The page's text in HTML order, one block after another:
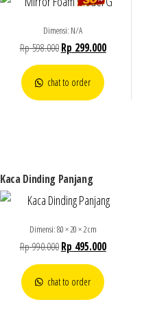
Dimensi: N/A
Rp598.000 Rp 299.000
chat to order
Kaca Dinding Panjang
Dimensi: 80 × 20 × 2 cm
Rp990.000 Rp 495.000
chat to order